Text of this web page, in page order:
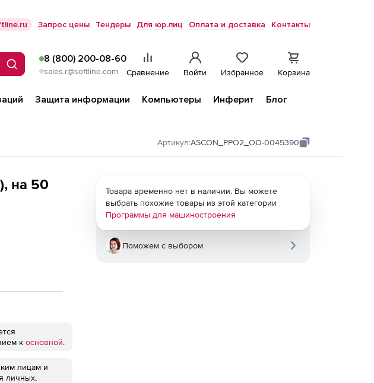
Запрос цены Тендеры Для юр.лиц Оплата и доставка Контакты
Поиск
8 (800) 200-08-60
sales.r@softline.com Сравнение Войти Избранное Корзина
Защита информации Компьютеры Инферит
Блог
Артикул:ASCON_PPO2_ОО-0045390
на 50
к основной.
лицам и
личных,
Товара временно нет в наличии. Вы можете
выбрать похожие товары из этой категории
Программы для машиностроения
Поможем с выбором